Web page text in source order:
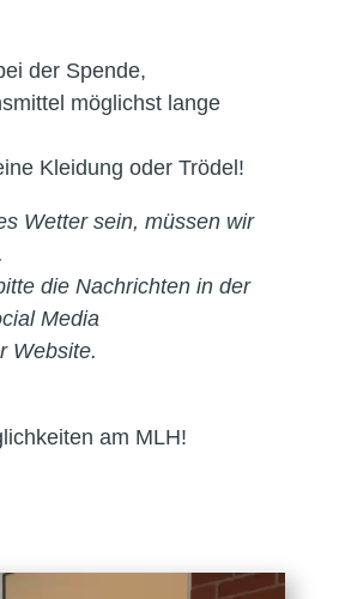
der Spende,
möglichst lange
Kleidung oder Trödel!
Wetter sein, müssen wir
die Nachrichten in der
Media
Website.
am MLH!